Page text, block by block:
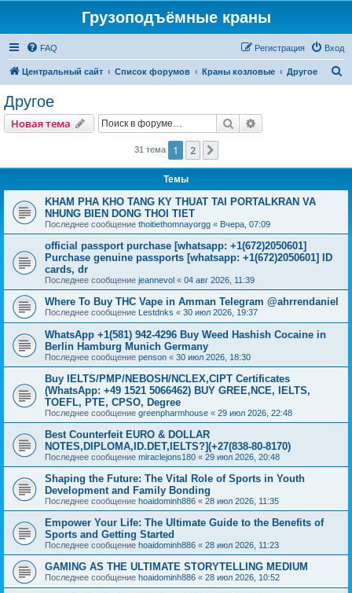
Грузоподъёмные краны
FAQ Вход
Регистрация
Центральный сайт Список форумов Краны козловые Другое
Другое
Новая тема Поиск
31 тема 1 2
Темы
KHAM PHA KHO TANG KY THUAT TAI PORTALKRAN VA
NHUNG BIEN DONG THOI TIET
Последнее сообщение thoitiethomnayorgg « Вчера, 07:09
official passport purchase [whatsapp: +1(672)2050601]
Purchase genuine passports [whatsapp: +1(672)2050601] ID
cards, dr
Последнее сообщение jeannevol « 04 авг 2026, 11:39
Where To Buy THC Vape in Amman Telegram @ahrrendaniel
Последнее сообщение Lestdnks « 30 июл 2026, 19:37
WhatsApp +1(581) 942-4296 Buy Weed Hashish Cocaine in
Berlin Hamburg Munich Germany
Последнее сообщение penson « 30 июл 2026, 18:30
Buy IELTS/PMP/NEBOSH/NCLEX,CIPT Certificates
(WhatsApp: +49 1521 5066462) BUY GREE,NCE, IELTS,
TOEFL, PTE, CPSO, Degree
Последнее сообщение greenpharmhouse « 29 июл 2026, 22:48
Best Counterfeit EURO & DOLLAR
NOTES,DIPLOMA,ID.DET,IELTS?](+27(838-80-8170)
Последнее сообщение miraclejons180 « 29 июл 2026, 20:48
Shaping the Future: The Vital Role of Sports in Youth
Development and Family Bonding
Последнее сообщение hoaidominh886 « 28 июл 2026, 11:35
Empower Your Life: The Ultimate Guide to the Benefits of
Sports and Getting Started
Последнее сообщение hoaidominh886 « 28 июл 2026, 11:23
GAMING AS THE ULTIMATE STORYTELLING MEDIUM
Последнее сообщение hoaidominh886 « 28 июл 2026, 10:52